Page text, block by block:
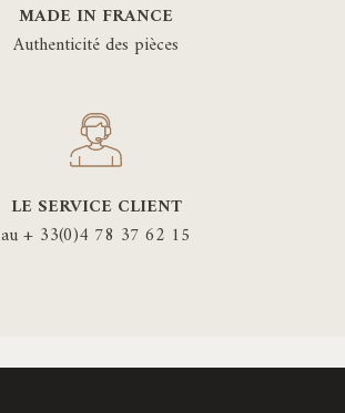
MADE IN FRANCE
Authenticité des pièces
LE SERVICE CLIENT
au + 33(0)4 78 37 62 15